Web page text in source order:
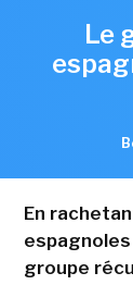
Le
En
groupe